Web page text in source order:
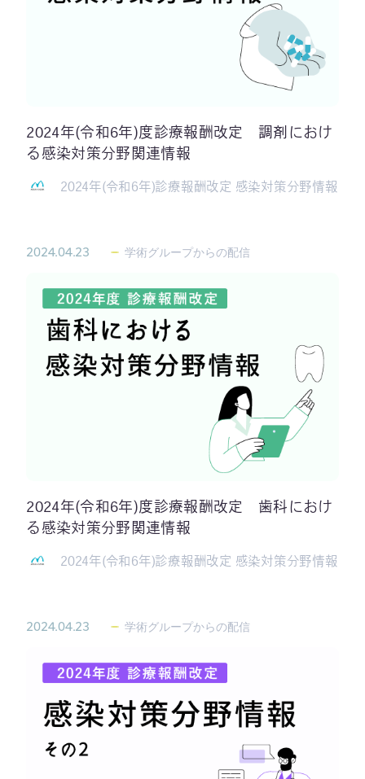
2024年(令和6年)度診療報酬改定 調剤におけ
る感染対策分野関連情報
2024年(令和6年)診療報酬改定 感染対策分野情報
2024.04.23 学術グループからの配信
2024年(令和6年)度診療報酬改定 歯科におけ
る感染対策分野関連情報
2024年(令和6年)診療報酬改定 感染対策分野情報
2024.04.23 学術グループからの配信